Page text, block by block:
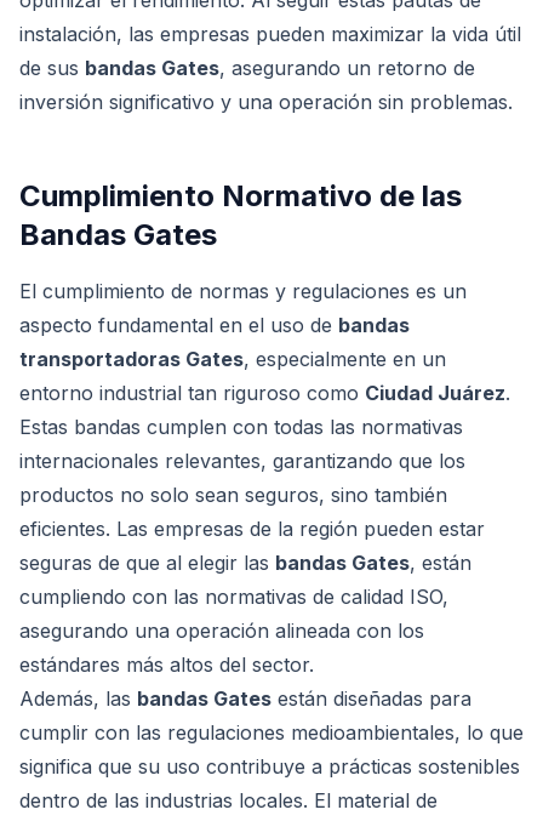
instalación, las empresas pueden maximizar la vida útil
de sus bandas Gates, asegurando un retorno de
inversión significativo y una operación sin problemas.
Cumplimiento Normativo de las
Bandas Gates
El cumplimiento de normas y regulaciones es un
aspecto fundamental en el uso de bandas
transportadoras Gates, especialmente en un
entorno industrial tan riguroso como Ciudad Juárez.
Estas bandas cumplen con todas las normativas
internacionales relevantes, garantizando que los
productos no solo sean seguros, sino también
eficientes. Las empresas de la región pueden estar
seguras de que al elegir las bandas Gates, están
cumpliendo con las normativas de calidad ISO,
asegurando una operación alineada con los
estándares más altos del sector.
Además, las bandas Gates están diseñadas para
cumplir con las regulaciones medioambientales, lo que
significa que su uso contribuye a prácticas sostenibles
dentro de las industrias locales. El material de